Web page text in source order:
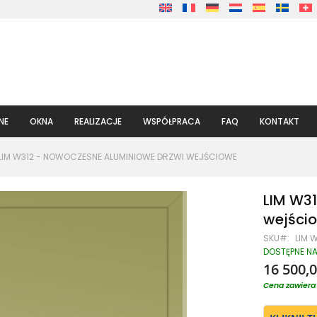
OKNA REALIZACJE WSPÓŁPRACA FAQ KONTAKT
W312 - NOWOCZESNE ALUMINIOWE DRZWI WEJŚCIOWE
LIM
SKU LIM
DOSTĘPNE
16
Cena